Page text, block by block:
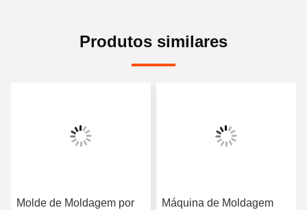
Produtos similares
Molde de Moldagem por
Máquina de Moldagem